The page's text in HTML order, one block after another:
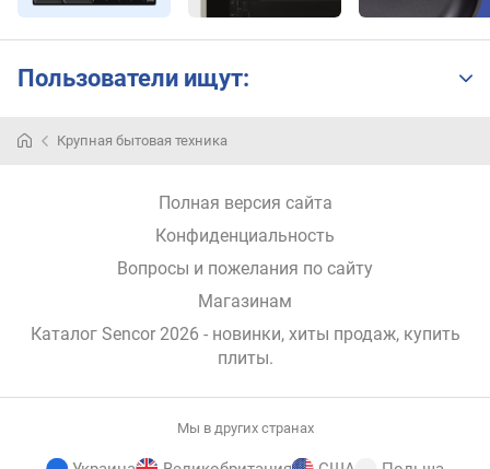
т
к
л
е
Пользователи ищут:
Крупная бытовая техника
Полная версия сайта
Конфиденциальность
Вопросы и пожелания по сайту
Магазинам
Каталог Sencor 2026 - новинки, хиты продаж, купить
плиты.
Мы в других странах